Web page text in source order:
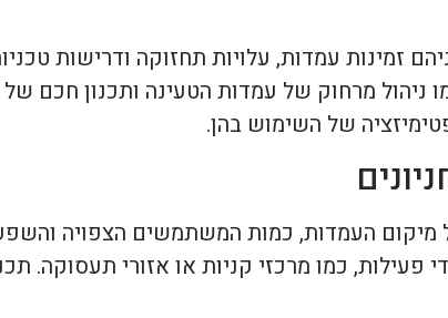
זמינות עמדות, עלויות תחזוקה ודרישות
ניהול מרחוק של עמדות הטעינה ותכנון חכם
של השימוש בהן.
מיקום העמדות, כמות המשתמשים הצפויה
כמו מרכזי קניות או אזורי תעסוקה.